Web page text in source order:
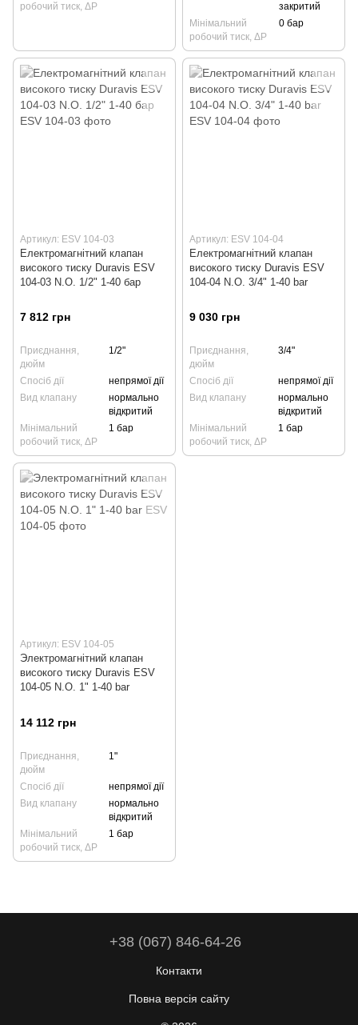
робочий тиск, ΔP
закритий
Мінімальний
робочий тиск, ΔP
0 бар
Артикул: ESV 104-03
Електромагнітний клапан
високого тиску Duravis ESV
104-03 N.O. 1/2" 1-40 бар
7 812 грн
Приєднання,
дюйм
1/2"
Спосіб дії
непрямої дії
Вид клапану
нормально
відкритий
Мінімальний
робочий тиск, ΔP
1 бар
Артикул: ESV 104-04
Електромагнітний клапан
високого тиску Duravis ESV
104-04 N.O. 3/4" 1-40 bar
9 030 грн
Приєднання,
дюйм
3/4"
Спосіб дії
непрямої дії
Вид клапану
нормально
відкритий
Мінімальний
робочий тиск, ΔP
1 бар
Артикул: ESV 104-05
Электромагнітний клапан
високого тиску Duravis ESV
104-05 N.O. 1" 1-40 bar
14 112 грн
Приєднання,
дюйм
1"
Спосіб дії
непрямої дії
Вид клапану
нормально
відкритий
Мінімальний
робочий тиск, ΔP
1 бар
+38 (067) 846-64-26
Контакти
Повна версія сайту